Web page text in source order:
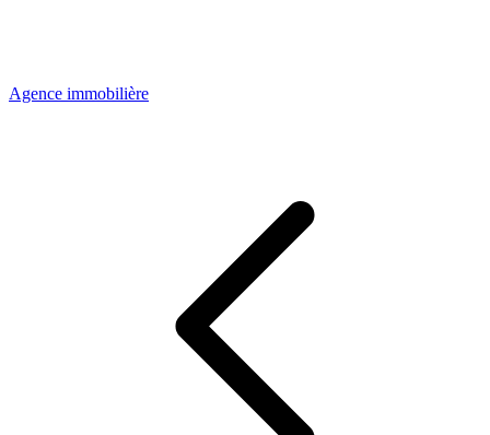
Agence immobilière